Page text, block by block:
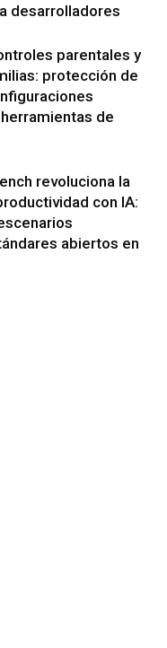
desarrolladores
parentales y
protección de
de
revoluciona la
con IA:
abiertos en